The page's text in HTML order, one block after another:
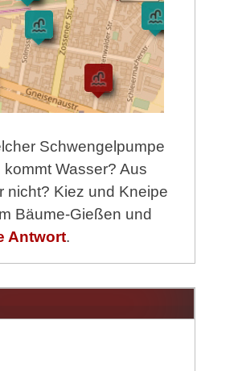
Schwengelpumpe
kommt Wasser? Aus
nicht? Kiez und Kneipe
Bäume-Gießen und
Antwort.